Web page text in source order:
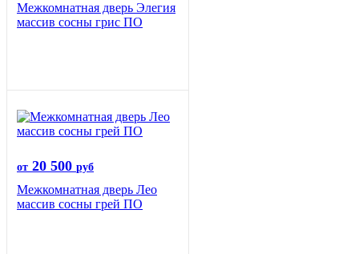
Межкомнатная дверь Элегия
массив сосны грис ПО
от 20 500 руб
Межкомнатная дверь Лео
массив сосны грей ПО